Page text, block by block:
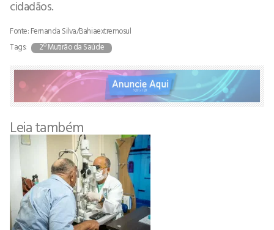
cidadãos.
Fonte: Fernanda Silva/Bahiaextremosul
Tags:
2º Mutirão da Saúde
Leia também